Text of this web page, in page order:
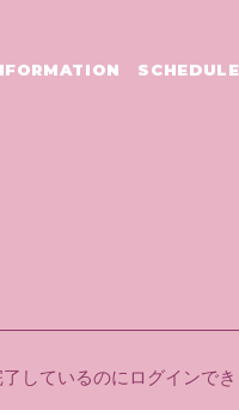
SCHEDULE
しているのにログインでき